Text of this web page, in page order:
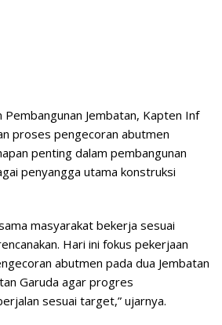
Jembatan, Kapten Inf
proses pengecoran abutmen
penting dalam pembangunan
penyangga utama konstruksi
masyarakat bekerja sesuai
Hari ini fokus pekerjaan
abutmen pada dua Jembatan
Garuda agar progres
sesuai target,” ujarnya.